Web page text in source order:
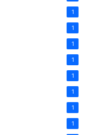
1
1
1
1
1
1
1
1